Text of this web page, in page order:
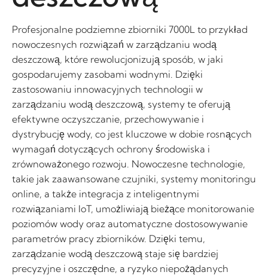
Profesjonalne podziemne zbiorniki 7000L to przykład
nowoczesnych rozwiązań w zarządzaniu wodą
deszczową, które rewolucjonizują sposób, w jaki
gospodarujemy zasobami wodnymi. Dzięki
zastosowaniu innowacyjnych technologii w
zarządzaniu wodą deszczową, systemy te oferują
efektywne oczyszczanie, przechowywanie i
dystrybucję wody, co jest kluczowe w dobie rosnących
wymagań dotyczących ochrony środowiska i
zrównoważonego rozwoju. Nowoczesne technologie,
takie jak zaawansowane czujniki, systemy monitoringu
online, a także integracja z inteligentnymi
rozwiązaniami IoT, umożliwiają bieżące monitorowanie
poziomów wody oraz automatyczne dostosowywanie
parametrów pracy zbiorników. Dzięki temu,
zarządzanie wodą deszczową staje się bardziej
precyzyjne i oszczędne, a ryzyko niepożądanych